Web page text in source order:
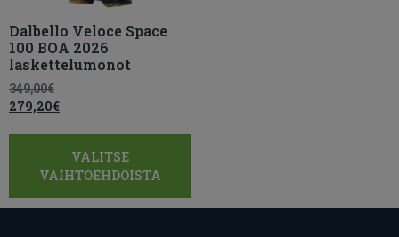
Dalbello Veloce Space
100 BOA 2026
laskettelumonot
349,00€
279,20€
VALITSE
VAIHTOEHDOISTA